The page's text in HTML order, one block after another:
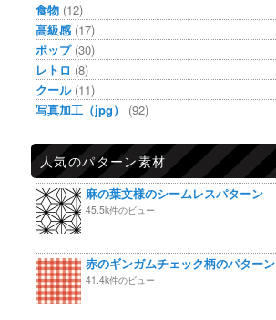
食物 (12)
高級感 (17)
ポップ(30)
レトロ (8)
クール(11)
写真加工（jpg）
(92)
人気のパターン素材
麻の葉文様のシームレスパターン
45.5k件のビュー
赤のギンガムチェック柄のパターン
41.4k件のビュー